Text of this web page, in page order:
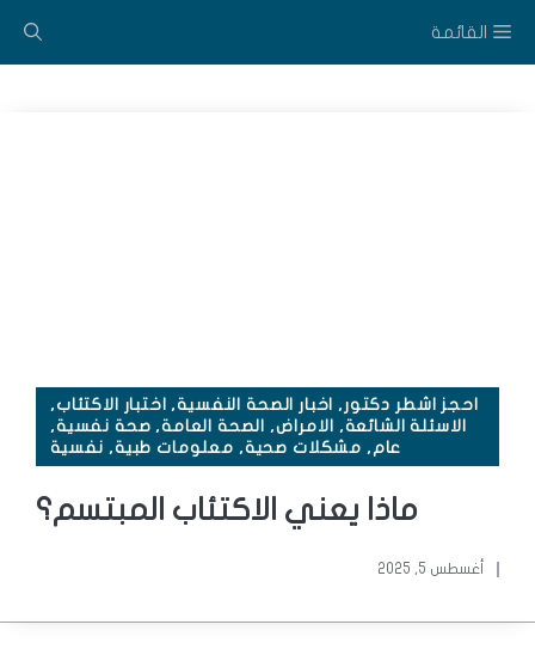
القائمة
احجز اشطر دكتور , اخبار الصحة النفسية, اختبار الاكتئاب ,
الاسئلة الشائعة, الامراض, الصحة العامة, صحة نفسية,
عام , مشكلات صحية, معلومات طبية, نفسية
ماذا يعني الاكتئاب المبتسم؟
أغسطس 5, 2025